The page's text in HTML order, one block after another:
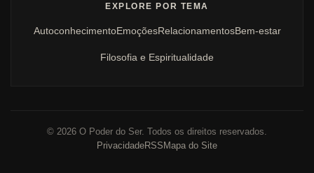
EXPLORE POR TEMA
AutoconhecimentoEmoçõesRelacionamentosBem-estar
Filosofia e Espiritualidade
© 2026 O Poder do Ser. Todos os direitos reservados.
PrivacidadeRSS Mapa do Site